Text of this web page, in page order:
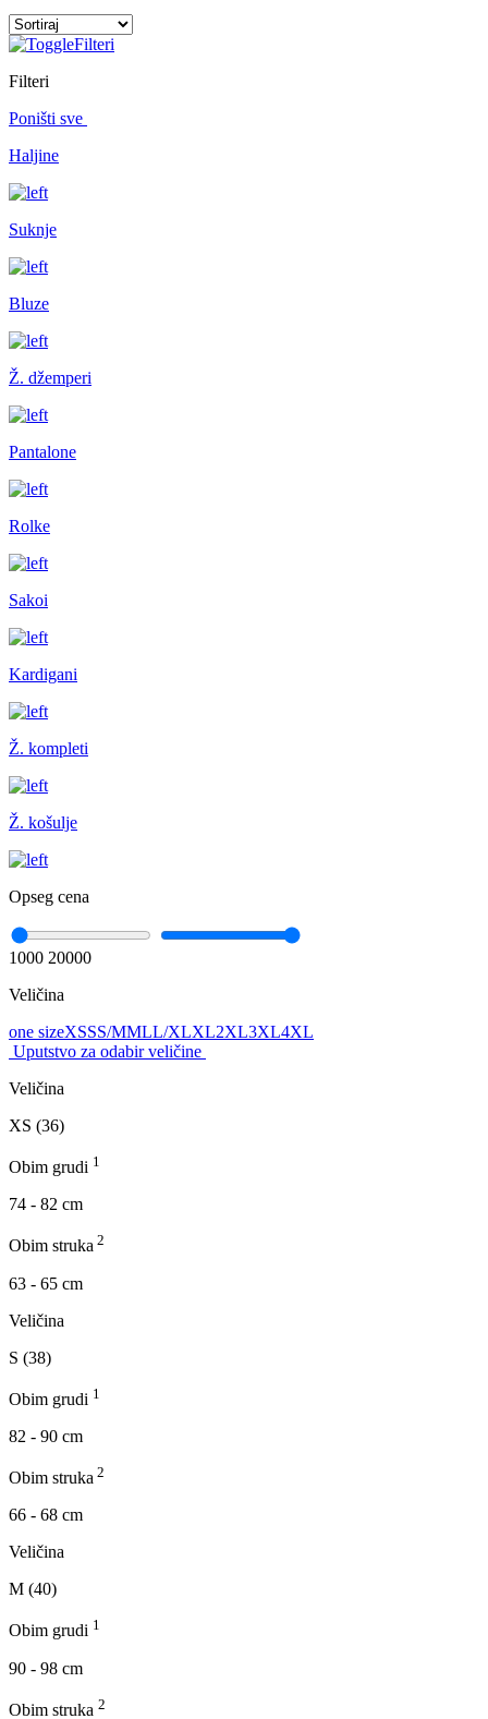
Filteri
Filteri
Poništi sve
Haljine
Suknje
Bluze
Ž. džemperi
Pantalone
Rolke
Sakoi
Kardigani
Ž. kompleti
Ž. košulje
Opseg cena
1000 20000
Veličina
one sizeXSSS/MMLL/XLXL2XL3XL4XL
Uputstvo za odabir veličine
Veličina
XS (36)
Obim grudi 1
74 - 82 cm
Obim struka 2
63 - 65 cm
Veličina
S (38)
Obim grudi 1
82 - 90 cm
Obim struka 2
66 - 68 cm
Veličina
M (40)
Obim grudi 1
90 - 98 cm
Obim struka 2